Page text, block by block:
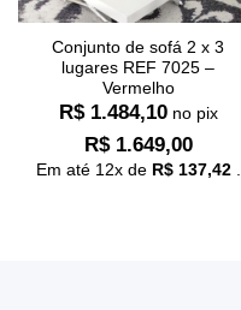
Conjunto de sofá 2 x 3
lugares REF 7025 –
Vermelho
R$1.484,10 no pix
R$1.649,00
Em até 12x de R$137,42.